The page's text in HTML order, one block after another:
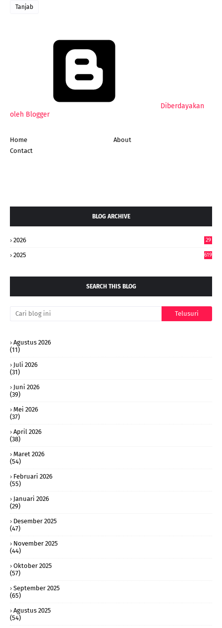
Tanjab
Diberdayakan
oleh Blogger
Home
About
Contact
BLOG ARCHIVE
2026
29
2025 619
SEARCH THIS BLOG
Agustus 2026
(11)
Juli 2026
(31)
Juni 2026
(39)
Mei 2026
(37)
April 2026
(38)
Maret 2026
(54)
Februari 2026
(55)
Januari 2026
(29)
Desember 2025
(47)
November 2025
(44)
Oktober 2025
(57)
September 2025
(65)
Agustus 2025
(54)